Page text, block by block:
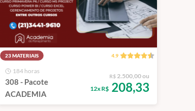
23 MATERIAIS 4.9
184 horas
308 - Pacote
ACADEMIA
R$ 2.500,00 ou
12x R$208,33